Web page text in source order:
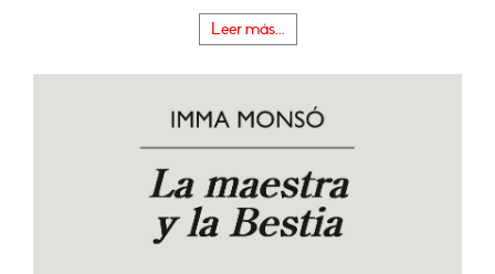
Leer más...